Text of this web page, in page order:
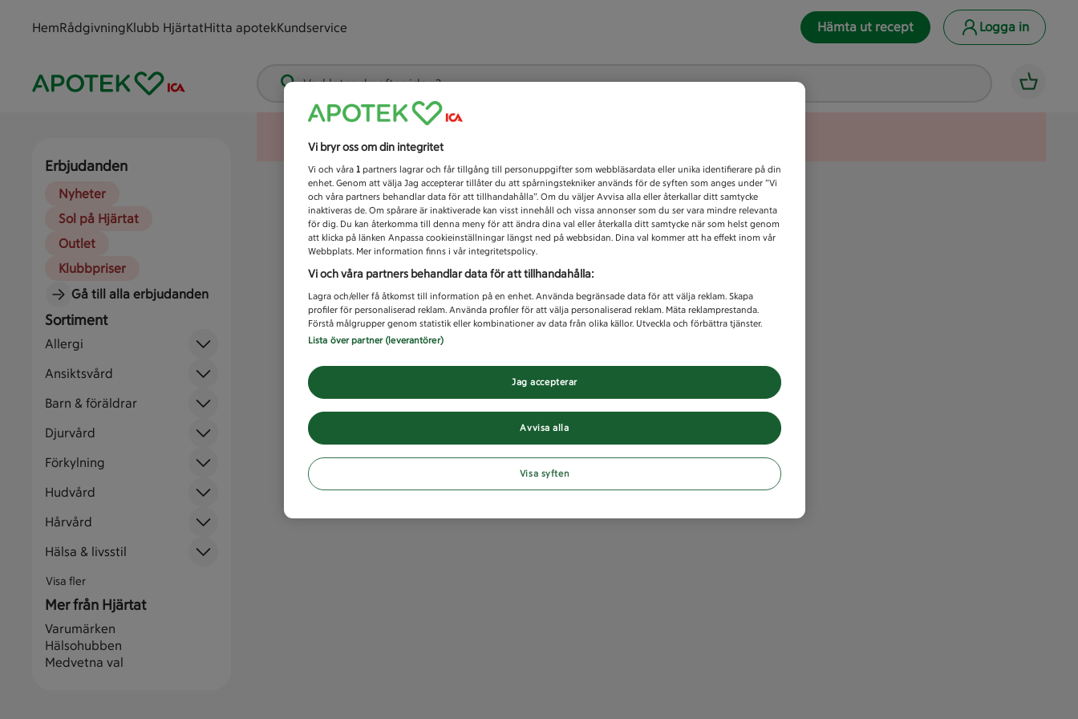
HemRådgivningKlubb HjärtatHitta apotekKundservice Hämta ut recept Logga in
Vad letar du efter idag?
Erbjudanden
Nyheter
Sol på Hjärtat
Outlet
Klubbpriser
Gå till alla erbjudanden
Sortiment
Allergi
Ansiktsvård
Barn & föräldrar
Djurvård
Förkylning
Hudvård
Hårvård
Hälsa & livsstil
Visa fler
Mer från Hjärtat
Varumärken
Hälsohubben
Medvetna val
Vi bryr oss om din integritet
Vi och våra 1 partners lagrar och får tillgång till personuppgifter som webbläsardata eller unika identifierare på din
enhet. Genom att välja Jag accepterar tillåter du att spårningstekniker används för de syften som anges under ”Vi
och våra partners behandlar data för att tillhandahålla”. Om du väljer Avvisa alla eller återkallar ditt samtycke
inaktiveras de. Om spårare är inaktiverade kan visst innehåll och vissa annonser som du ser vara mindre relevanta
för dig. Du kan återkomma till denna meny för att ändra dina val eller återkalla ditt samtycke när som helst genom
att klicka på länken Anpassa cookieinställningar längst ned på webbsidan. Dina val kommer att ha effekt inom vår
Webbplats. Mer information finns i vår integritetspolicy.
Vi och våra partners behandlar data för att tillhandahålla:
Lagra och/eller få åtkomst till information på en enhet. Använda begränsade data för att välja reklam. Skapa
profiler för personaliserad reklam. Använda profiler för att välja personaliserad reklam. Mäta reklamprestanda.
Förstå målgrupper genom statistik eller kombinationer av data från olika källor. Utveckla och förbättra tjänster.
Lista över partner (leverantörer)
Avvisa alla
Jag accepterar
Visa syften